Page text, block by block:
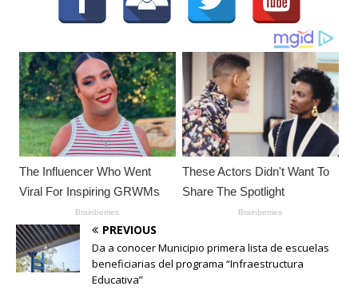
PREVIOUS
Da a conocer Municipio primera lista de escuelas
beneficiarias del programa “Infraestructura
Educativa”